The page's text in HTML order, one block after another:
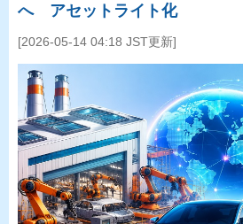
へ アセットライト化
[2026-05-14 04:18 JST更新]